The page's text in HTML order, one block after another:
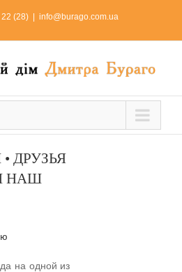
(28) info@burago.com.ua
ДРУЗЬЯ
НАШ
на одной из